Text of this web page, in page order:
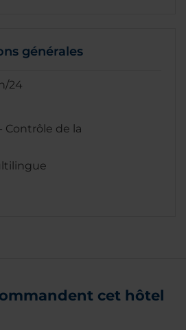
générales
24
Contrôle de la
cet hôtel